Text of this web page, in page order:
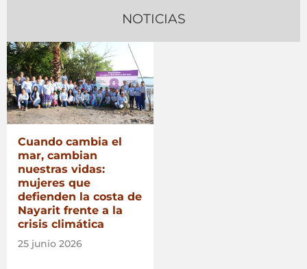
NOTICIAS
Cuando cambia el
mar, cambian
nuestras vidas:
mujeres que
defienden la costa de
Nayarit frente a la
crisis climática
25 junio 2026